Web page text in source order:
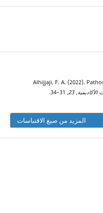
Alhijjaji, F. A. (2022).
الأكاديمية,
23
, 31–34.
المزيد من صيغ الاقتباسات